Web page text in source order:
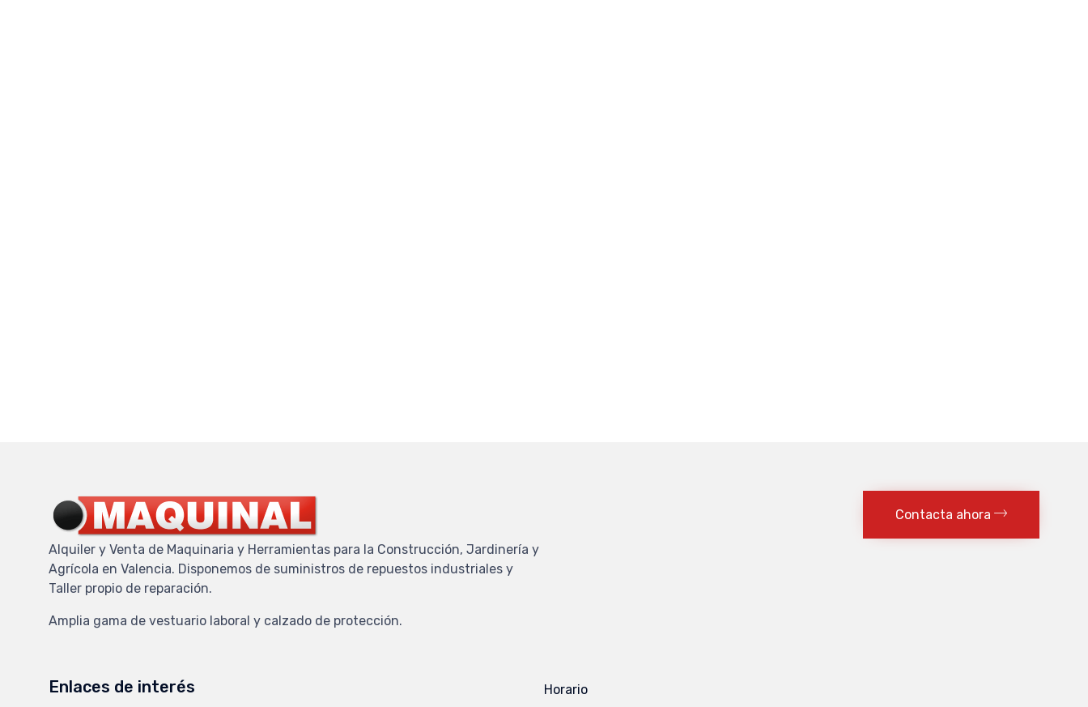
Alquiler y Venta de Maquinaria y Herramientas para la Construcción, Jardinería y
Agrícola en Valencia. Disponemos de suministros de repuestos industriales y
Taller propio de reparación.
Amplia gama de vestuario laboral y calzado de protección.
Contacta ahora
Enlaces de interés Horario